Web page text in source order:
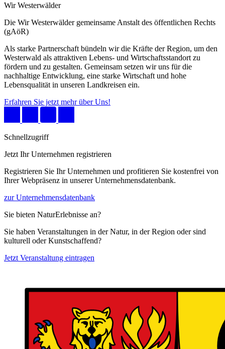
Wir Westerwälder
Die Wir Westerwälder gemeinsame Anstalt des öffentlichen Rechts
(gAöR)
Als starke Partnerschaft bündeln wir die Kräfte der Region, um den
Westerwald als attraktiven Lebens- und Wirtschaftsstandort zu
fördern und zu gestalten. Gemeinsam setzen wir uns für die
nachhaltige Entwicklung, eine starke Wirtschaft und hohe
Lebensqualität in unseren Landkreisen ein.
Erfahren Sie jetzt mehr über Uns!
Schnellzugriff
Jetzt Ihr Unternehmen registrieren
Registrieren Sie Ihr Unternehmen und profitieren Sie kostenfrei von
Ihrer Webpräsenz in unserer Unternehmensdatenbank.
zur Unternehmensdatenbank
Sie bieten NaturErlebnisse an?
Sie haben Veranstaltungen in der Natur, in der Region oder sind
kulturell oder Kunstschaffend?
Jetzt Veranstaltung eintragen